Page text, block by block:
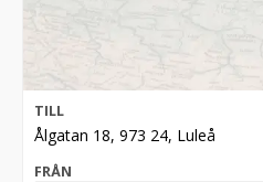
TILL
Ålgatan 18, 973 24, Luleå
FRÅN